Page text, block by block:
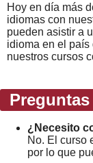
Hoy en día más
idiomas con
pueden asistir a
idioma en el país
nuestros cursos
¿Necesito
No. El curso
por lo que